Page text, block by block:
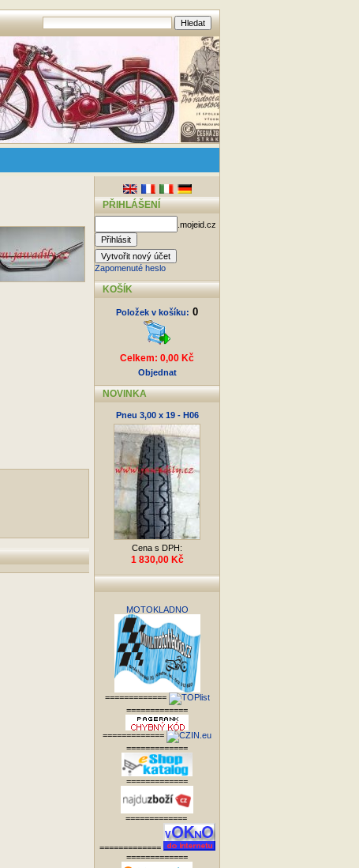
PŘIHLÁŠENÍ
.mojeid.cz
Zapomenuté heslo
KOŠÍK
Položek v košíku: 0
Celkem: 0,00 Kč
Objednat
NOVINKA
Pneu 3,00 x 19 - H06
Cena s DPH:
1 830,00 Kč
MOTOKLADNO
=============
=============
=============
=============
=============
=============
=============
=============